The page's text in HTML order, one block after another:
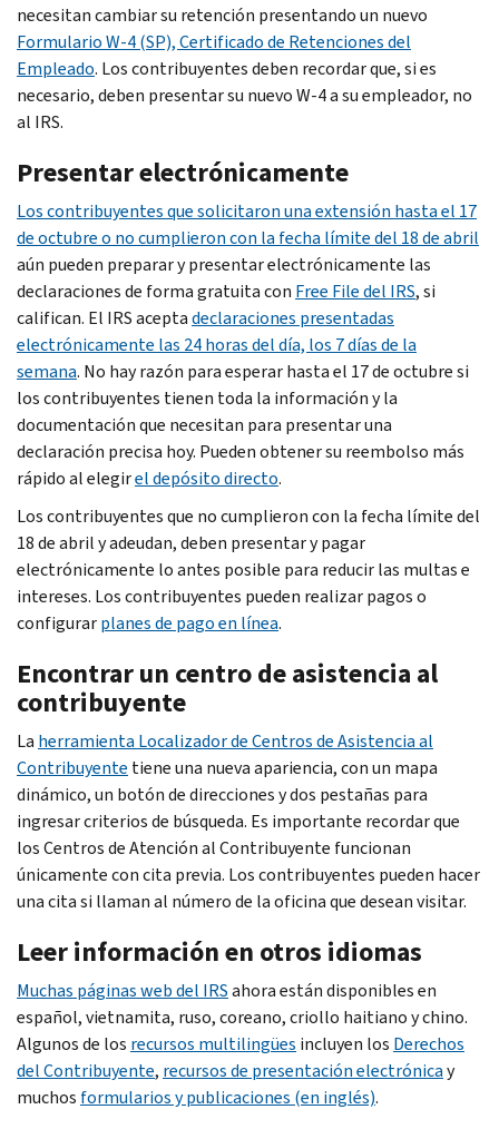
necesitan cambiar su retención presentando un nuevo
Formulario W-4 (SP), Certificado de Retenciones del
Empleado. Los contribuyentes deben recordar que, si es
necesario, deben presentar su nuevo W-4 a su empleador, no
al IRS.
Presentar electrónicamente
Los contribuyentes que solicitaron una extensión hasta el 17
de octubre o no cumplieron con la fecha límite del 18 de abril
aún pueden preparar y presentar electrónicamente las
declaraciones de forma gratuita con Free Filedel IRS, si
califican. El IRS aceptadeclaraciones presentadas
electrónicamente las 24 horas del día, los 7 días de la
semana. No hay razón para esperar hasta el 17 de octubre si
los contribuyentes tienen toda la información y la
documentación que necesitan para presentar una
declaración precisa hoy. Pueden obtener su reembolso más
rápido al elegirel depósito directo.
Los contribuyentes que no cumplieron con la fecha límite del
18 de abril y adeudan, deben presentar y pagar
electrónicamente lo antes posible para reducir las multas e
intereses. Los contribuyentes pueden realizar pagos o
configurarplanes de pago en línea.
Encontrar un centro de asistencia al
contribuyente
La herramienta Localizador de Centros de Asistencia al
Contribuyente tiene una nueva apariencia, con un mapa
dinámico, un botón de direcciones y dos pestañas para
ingresar criterios de búsqueda. Es importante recordar que
los Centros de Atención al Contribuyente funcionan
únicamente con cita previa. Los contribuyentes pueden hacer
una cita si llaman al número de la oficina que desean visitar.
Leer información en otros idiomas
Muchas páginas web del IRSahora están disponibles en
español, vietnamita, ruso, coreano, criollo haitiano y chino.
Algunos de los recursos multilingües incluyen los Derechos
delContribuyente, recursosde presentación electrónicay
muchos formularios y publicaciones (en inglés).